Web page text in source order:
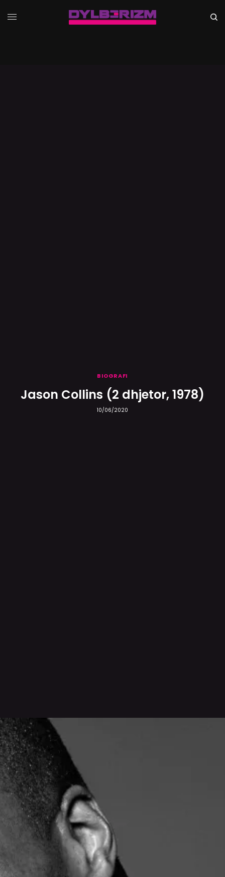
BIOGRAFI
Jason Collins (2 dhjetor, 1978)
10/06/2020